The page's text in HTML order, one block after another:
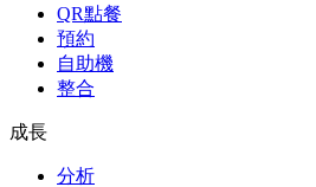
QR點餐
預約
自助機
整合
成長
分析